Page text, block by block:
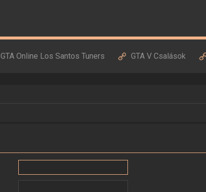
GTA Online Los Santos Tuners GTA V Csalások